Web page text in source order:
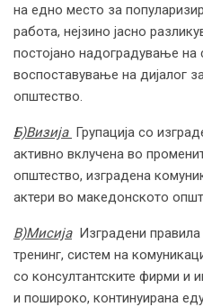
на едно место за
работа, нејзино јасно
постојано надоградување на
воспоставување на дијалог
општество.
Б)Визија Групација со
активно вклучена во
општество, изградена
актери во македонското
В)Мисија Изградени
тренинг, систем на
со консултантските фирми и
и пошироко, континуирана